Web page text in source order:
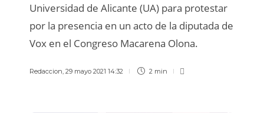
Universidad de Alicante (UA) para protestar
por la presencia en un acto de la diputada de
Vox en el Congreso Macarena Olona.
Redaccion 29 mayo 2021 14:32 2 min